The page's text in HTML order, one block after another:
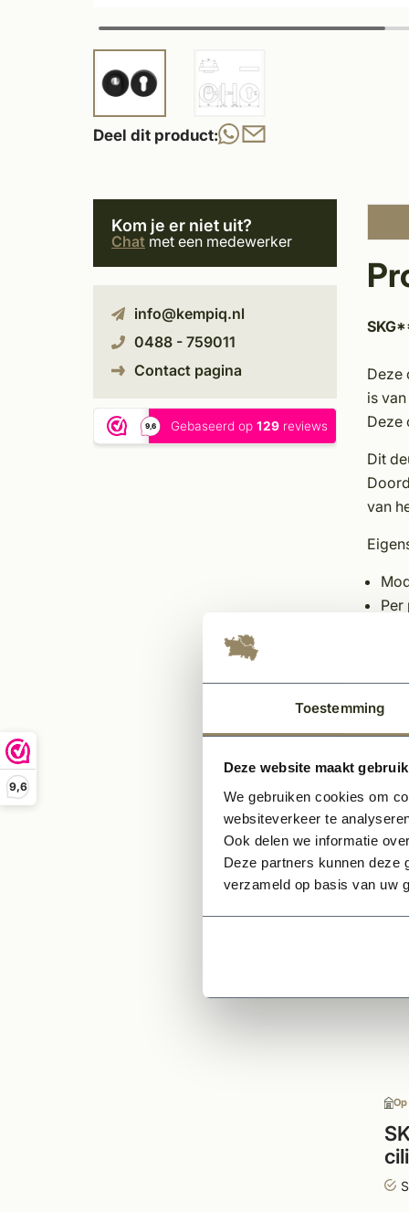
Toestemming
Deze website maakt
We gebruiken cookies om
websiteverkeer te
Ook delen we informatie
Deze partners kunnen deze
verzameld op basis van uw
9,6
Deel dit product:
Kom je er niet uit?
Chat met een medewerker
info@kempiq.nl
0488 - 759011
Contact pagina
Deze
is
Deze
Dit
van
Per